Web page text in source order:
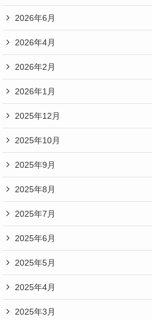
2026年6月
2026年4月
2026年2月
2026年1月
2025年12月
2025年10月
2025年9月
2025年8月
2025年7月
2025年6月
2025年5月
2025年4月
2025年3月